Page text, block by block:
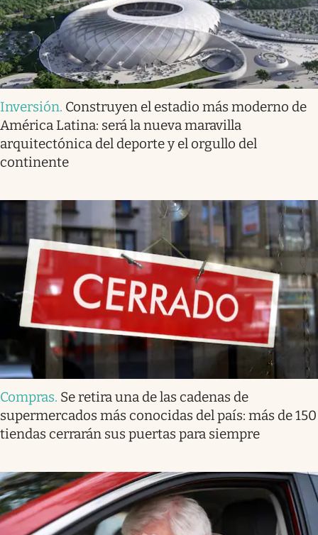
Inversión. Construyen el estadio más moderno de
América Latina: será la nueva maravilla
arquitectónica del deporte y el orgullo del
continente
Compras. Se retira una de las cadenas de
supermercados más conocidas del país: más de 150
tiendas cerrarán sus puertas para siempre